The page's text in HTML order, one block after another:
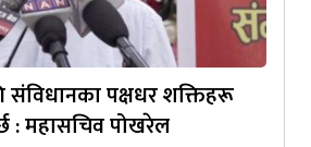
संविधानका पक्षधर शक्तिहरू
: महासचिव पोखरेल